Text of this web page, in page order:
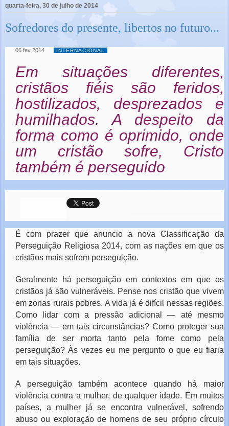
quarta-feira, 30 de julho de 2014
Sofredores do presente, libertos no futuro...
06 fev 2014 INTERNACIONAL
Em situações diferentes,
cristãos fiéis são feridos,
hostilizados, desprezados e
humilhados. A despeito da
forma como é oprimido, onde
um cristão sofre, Cristo
também é perseguido
É com prazer que anuncio a nova Classificação da
Perseguição Religiosa 2014, com as nações em que os
cristãos mais sofrem perseguição.
Geralmente há perseguição em contextos em que os
cristãos já são vulneráveis. Pense nos cristão que vivem
em zonas rurais pobres. A vida já é difícil nessas regiões.
Como lidar com a pressão adicional — até mesmo
violência — em tais circunstâncias? Como proteger sua
família de ser morta tanto pela fome como pela
perseguição? Às vezes eu me pergunto o que eu fiaria
em tais situações.
A perseguição também acontece quando há maior
violência contra a mulher, de qualquer idade. Em muitos
países, a mulher já se encontra vulnerável, sofrendo
abuso ou exploração de homens de seu próprio círculo